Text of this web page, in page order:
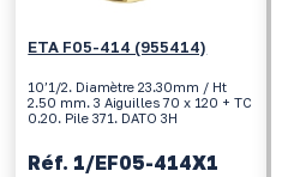
ETA F05-414 (955414)
10’1/2. Diamètre 23.30mm / Ht
2.50 mm. 3 Aiguilles 70 x 120 + TC
0.20. Pile 371. DATO 3H
Réf. 1/EF05-414X1